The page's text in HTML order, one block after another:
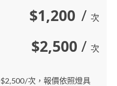
$1,200 / 次
$2,500 / 次
次，報價依照燈具